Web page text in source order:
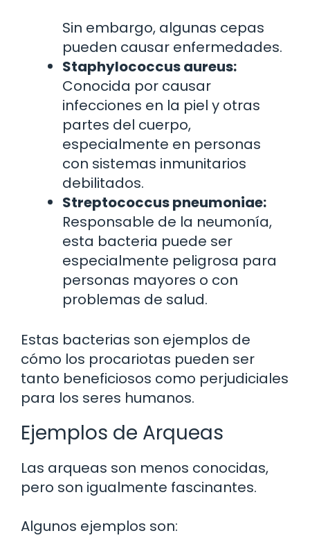
Sin embargo, algunas cepas
pueden causar enfermedades.
Staphylococcus aureus:
Conocida por causar
infecciones en la piel y otras
partes del cuerpo,
especialmente en personas
con sistemas inmunitarios
debilitados.
Streptococcus pneumoniae:
Responsable de la neumonía,
esta bacteria puede ser
especialmente peligrosa para
personas mayores o con
problemas de salud.
Estas bacterias son ejemplos de
cómo los procariotas pueden ser
tanto beneficiosos como perjudiciales
para los seres humanos.
Ejemplos de Arqueas
Las arqueas son menos conocidas,
pero son igualmente fascinantes.
Algunos ejemplos son: